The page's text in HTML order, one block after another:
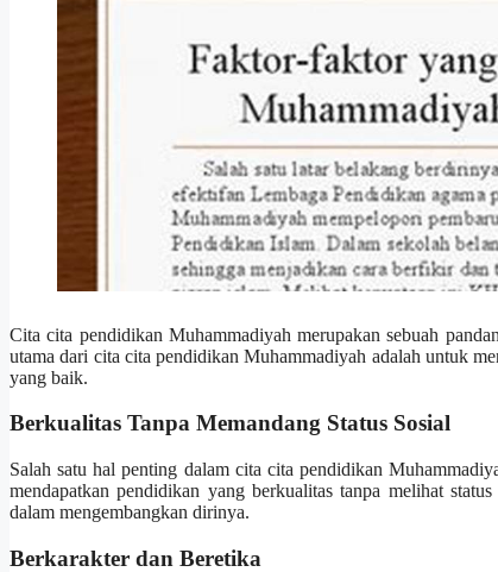
Cita cita pendidikan Muhammadiyah merupakan sebuah
utama dari cita cita pendidikan Muhammadiyah adalah untuk
yang baik.
Berkualitas Tanpa Memandang Status Sosial
Salah satu hal penting dalam cita cita pendidikan
mendapatkan pendidikan yang berkualitas tanpa melihat
dalam mengembangkan dirinya.
Berkarakter dan Beretika